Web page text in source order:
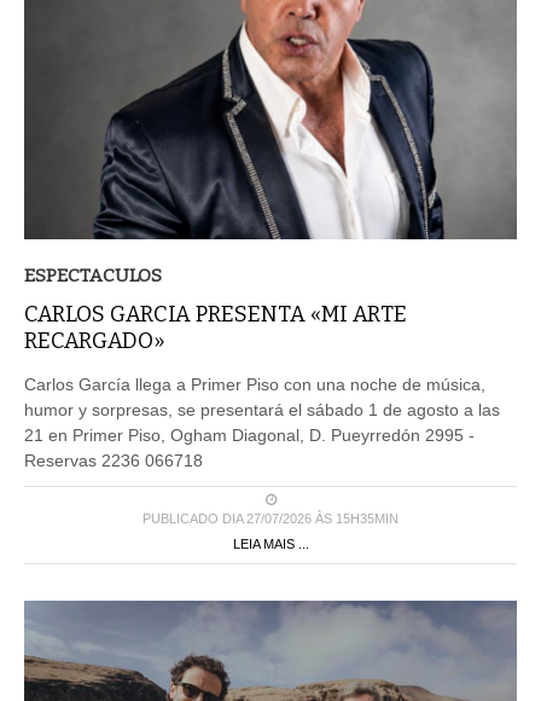
ESPECTACULOS
CARLOS GARCIA PRESENTA «MI ARTE
RECARGADO»
Carlos García llega a Primer Piso con una noche de música,
humor y sorpresas, se presentará el sábado 1 de agosto a las
21 en Primer Piso, Ogham Diagonal, D. Pueyrredón 2995 -
Reservas 2236 066718
PUBLICADO DIA 27/07/2026 ÀS 15H35MIN
LEIA MAIS ...